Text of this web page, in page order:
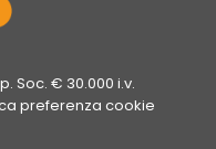
Soc. € 30.000 i.v.
preferenza cookie